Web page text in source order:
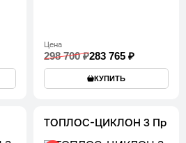
Цена
298 700 ₽283 765 ₽
КУПИТЬ
ТОПЛОС-ЦИКЛОН 3 Пр